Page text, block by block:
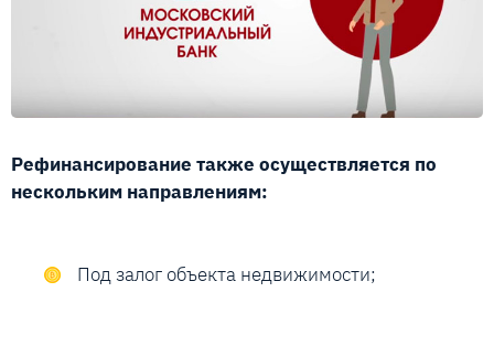
Рефинансирование также осуществляется по
нескольким направлениям:
Под залог объекта недвижимости;